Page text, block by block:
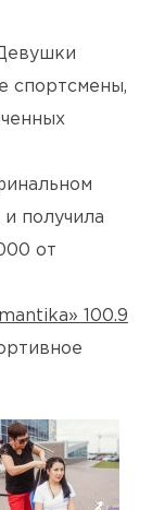
спортсмены,
получила
от
100.9